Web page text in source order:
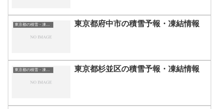
東京都の積雪・凍結情報 東京都府中市の積雪予報・凍結情報
東京都杉並区の積雪予報・凍結情報